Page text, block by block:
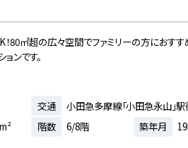
80㎡超の広々空間でファミリーの方におすす
ンです。
交通
小田急多摩線「小田急永山」
階数 6/8階 築年月